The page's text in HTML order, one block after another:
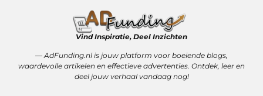
Vind Inspiratie, Deel Inzichten
— AdFunding.nl is jouw platform voor boeiende blogs,
waardevolle artikelen en effectieve advertenties. Ontdek, leer en
deel jouw verhaal vandaag nog!